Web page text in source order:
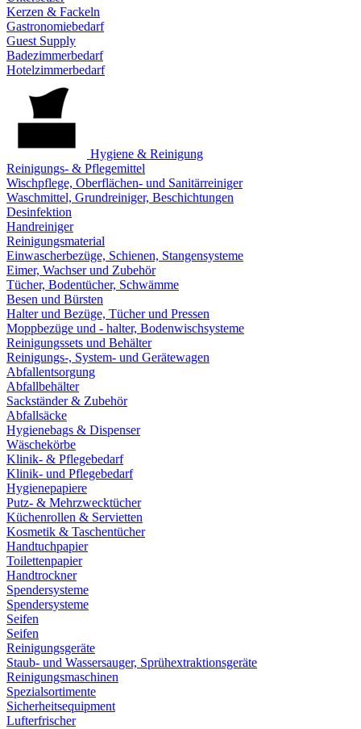
Kerzen & Fackeln
Gastronomiebedarf
Guest Supply
Badezimmerbedarf
Hotelzimmerbedarf
Hygiene & Reinigung
Reinigungs- & Pflegemittel
Wischpflege, Oberflächen- und Sanitärreiniger
Waschmittel, Grundreiniger, Beschichtungen
Desinfektion
Handreiniger
Reinigungsmaterial
Einwascherbezüge, Schienen, Stangensysteme
Eimer, Wachser und Zubehör
Tücher, Bodentücher, Schwämme
Besen und Bürsten
Halter und Bezüge, Tücher und Pressen
Moppbezüge und - halter, Bodenwischsysteme
Reinigungssets und Behälter
Reinigungs-, System- und Gerätewagen
Abfallentsorgung
Abfallbehälter
Sackständer & Zubehör
Abfallsäcke
Hygienebags & Dispenser
Wäschekörbe
Klinik- & Pflegebedarf
Klinik- und Pflegebedarf
Hygienepapiere
Putz- & Mehrzwecktücher
Küchenrollen & Servietten
Kosmetik & Taschentücher
Handtuchpapier
Toilettenpapier
Handtrockner
Spendersysteme
Spendersysteme
Seifen
Seifen
Reinigungsgeräte
Staub- und Wassersauger, Sprühextraktionsgeräte
Reinigungsmaschinen
Spezialsortimente
Sicherheitsequipment
Lufterfrischer